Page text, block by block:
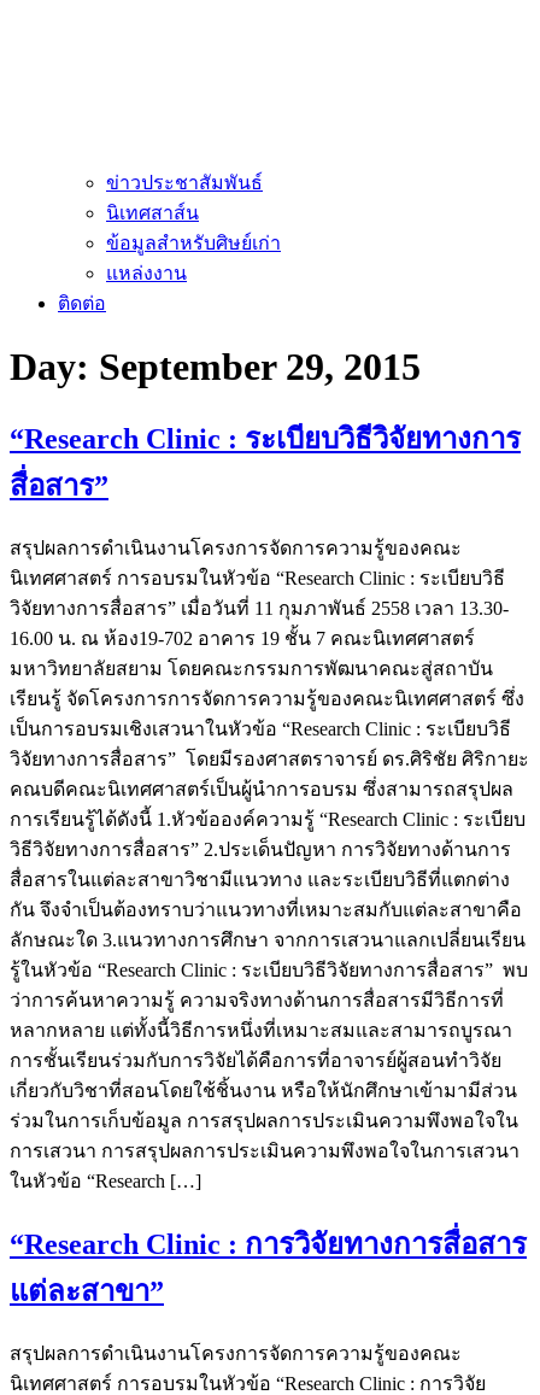
ข่าวประชาสัมพันธ์
นิเทศสาส์น
ข้อมูลสำหรับศิษย์เก่า
แหล่งงาน
ติดต่อ
Day: September 29, 2015
“Research Clinic : ระเบียบวิธีวิจัยทางการ
สื่อสาร”
สรุปผลการดำเนินงานโครงการจัดการความรู้ของคณะ
นิเทศศาสตร์ การอบรมในหัวข้อ “Research Clinic : ระเบียบวิธี
วิจัยทางการสื่อสาร” เมื่อวันที่ 11 กุมภาพันธ์ 2558 เวลา 13.30-
16.00 น. ณ ห้อง19-702 อาคาร 19 ชั้น 7 คณะนิเทศศาสตร์
มหาวิทยาลัยสยาม โดยคณะกรรมการพัฒนาคณะสู่สถาบัน
เรียนรู้ จัดโครงการการจัดการความรู้ของคณะนิเทศศาสตร์ ซึ่ง
เป็นการอบรมเชิงเสวนาในหัวข้อ “Research Clinic : ระเบียบวิธี
วิจัยทางการสื่อสาร” โดยมีรองศาสตราจารย์ ดร.ศิริชัย ศิริกายะ
คณบดีคณะนิเทศศาสตร์เป็นผู้นำการอบรม ซึ่งสามารถสรุปผล
การเรียนรู้ได้ดังนี้ 1.หัวข้อองค์ความรู้ “Research Clinic : ระเบียบ
วิธีวิจัยทางการสื่อสาร” 2.ประเด็นปัญหา การวิจัยทางด้านการ
สื่อสารในแต่ละสาขาวิชามีแนวทาง และระเบียบวิธีที่แตกต่าง
กัน จึงจำเป็นต้องทราบว่าแนวทางที่เหมาะสมกับแต่ละสาขาคือ
ลักษณะใด 3.แนวทางการศึกษา จากการเสวนาแลกเปลี่ยนเรียน
รู้ในหัวข้อ “Research Clinic : ระเบียบวิธีวิจัยทางการสื่อสาร” พบ
ว่าการค้นหาความรู้ ความจริงทางด้านการสื่อสารมีวิธีการที่
หลากหลาย แต่ทั้งนี้วิธีการหนึ่งที่เหมาะสมและสามารถบูรณา
การชั้นเรียนร่วมกับการวิจัยได้คือการที่อาจารย์ผู้สอนทำวิจัย
เกี่ยวกับวิชาที่สอนโดยใช้ชิ้นงาน หรือให้นักศึกษาเข้ามามีส่วน
ร่วมในการเก็บข้อมูล การสรุปผลการประเมินความพึงพอใจใน
การเสวนา การสรุปผลการประเมินความพึงพอใจในการเสวนา
ในหัวข้อ “Research […]
“Research Clinic : การวิจัยทางการสื่อสาร
แต่ละสาขา”
สรุปผลการดำเนินงานโครงการจัดการความรู้ของคณะ
นิเทศศาสตร์ การอบรมในหัวข้อ “Research Clinic : การวิจัย